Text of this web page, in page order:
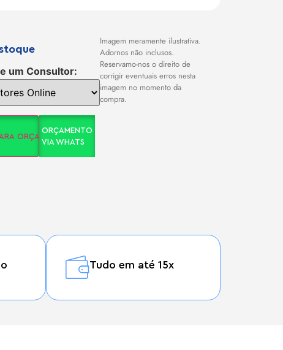
um Consultor:
ORÇAMENTO
ORÇAMENTO
VIA WHATS
Imagem meramente ilustrativa.
Adornos não inclusos.
Reservamo-nos o direito de
corrigir eventuais erros nesta
imagem no momento da
compra.
Tudo em até 15x